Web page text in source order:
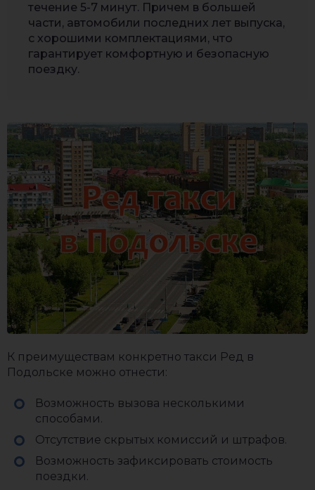
течение 5-7 минут. Причем в большей
части, автомобили последних лет выпуска,
с хорошими комплектациями, что
гарантирует комфортную и безопасную
поездку.
К преимуществам конкретно такси Ред в
Подольске можно отнести:
Возможность вызова несколькими
способами.
Отсутствие скрытых комиссий и штрафов.
Возможность зафиксировать стоимость
поездки.